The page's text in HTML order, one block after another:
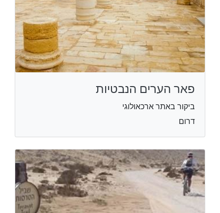
פאר הערים הנבטיות
ביקור באתר ארכאולוגי
דרום